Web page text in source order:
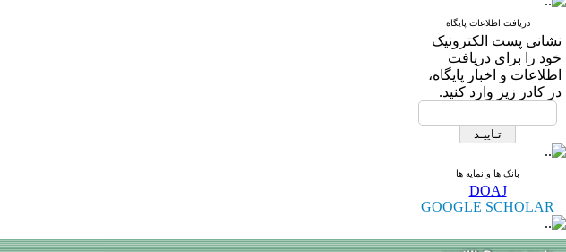
دریافت اطلاعات پایگاه
نشانی پست الکترونیک
خود را برای دریافت
اطلاعات و اخبار پایگاه،
در کادر زیر وارد کنید.
بانک ها و نمایه ها
DOAJ
GOOGLE SCHOLAR